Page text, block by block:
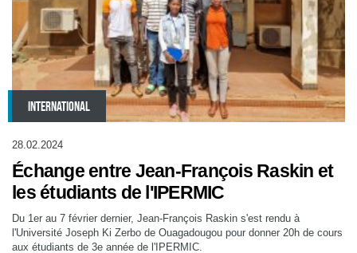
INTERNATIONAL
28.02.2024
Échange entre Jean-François Raskin et
les étudiants de l'IPERMIC
Du 1er au 7 février dernier, Jean-François Raskin s'est rendu à
l'Université Joseph Ki Zerbo de Ouagadougou pour donner 20h de cours
aux étudiants de 3e année de l'IPERMIC.